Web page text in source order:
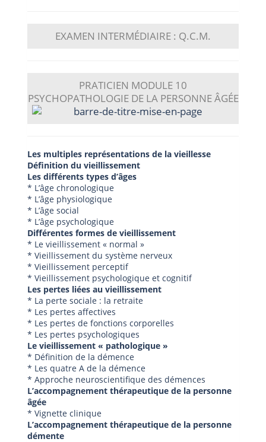
EXAMEN INTERMÉDIAIRE : Q.C.M.
PRATICIEN MODULE 10
PSYCHOPATHOLOGIE DE LA PERSONNE ÂGÉE
Les multiples représentations de la vieillesse
Définition du vieillissement
Les différents types d’âges
* L’âge chronologique
* L’âge physiologique
* L’âge social
* L’âge psychologique
Différentes formes de vieillissement
* Le vieillissement « normal »
* Vieillissement du système nerveux
* Vieillissement perceptif
* Vieillissement psychologique et cognitif
Les pertes liées au vieillissement
* La perte sociale : la retraite
* Les pertes affectives
* Les pertes de fonctions corporelles
* Les pertes psychologiques
Le vieillissement « pathologique »
* Définition de la démence
* Les quatre A de la démence
* Approche neuroscientifique des démences
L’accompagnement thérapeutique de la personne
âgée
* Vignette clinique
L’accompagnement thérapeutique de la personne
démente